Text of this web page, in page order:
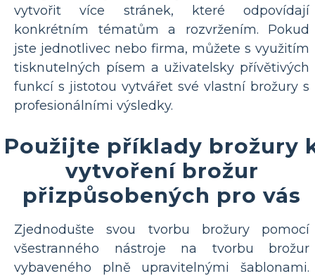
vytvořit více stránek, které odpovídají
konkrétním tématům a rozvržením. Pokud
jste jednotlivec nebo firma, můžete s využitím
tisknutelných písem a uživatelsky přívětivých
funkcí s jistotou vytvářet své vlastní brožury s
profesionálními výsledky.
Použijte příklady brožury
vytvoření brožur
přizpůsobených pro vás
Zjednodušte svou tvorbu brožury pomocí
všestranného nástroje na tvorbu brožur
vybaveného plně upravitelnými šablonami.